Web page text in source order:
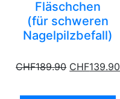
Fläschchen
(für schweren
Nagelpilzbefall)
CHF189.90 CHF139.90